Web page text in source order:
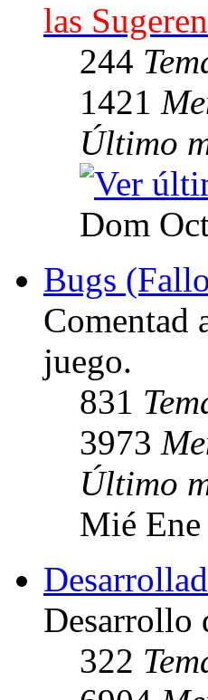
las
244
1421
Último
Dom
Bugs
Comentad
juego.
831
3973
Último
Mié
Desarrollo
322